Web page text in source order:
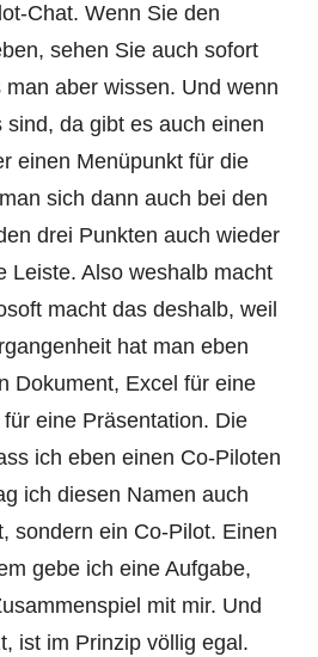
Chat. Wenn Sie den
sehen Sie auch sofort
aber wissen. Und wenn
da gibt es auch einen
einen Menüpunkt für die
sich dann auch bei den
drei Punkten auch wieder
Leiste. Also weshalb macht
macht das deshalb, weil
hat man eben
Dokument, Excel für eine
eine Präsentation. Die
ich eben einen Co-Piloten
ich diesen Namen auch
sondern ein Co-Pilot. Einen
gebe ich eine Aufgabe,
mit mir. Und
ist im Prinzip völlig egal.